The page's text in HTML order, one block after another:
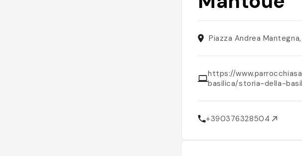
Piazza Andrea
https://
basilica/storia-della-
+390376328504